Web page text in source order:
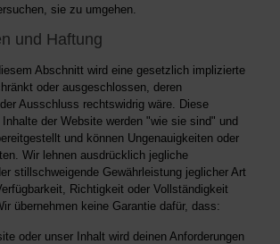
sie zu umgehen.
und Haftung
Abschnitt wird eine gesetzlich implizierte
oder ausgeschlossen, deren
Ausschluss rechtswidrig wäre. Diese
der Website werden "wie sie sind" und
und können Ungenauigkeiten oder
Wir lehnen ausdrücklich jegliche
stillschweigende Gewährleistung jeglicher Art
Richtigkeit oder Vollständigkeit
übernehmen keine Garantie dafür, dass:
oder unser Inhalt wird deinen Anforderungen